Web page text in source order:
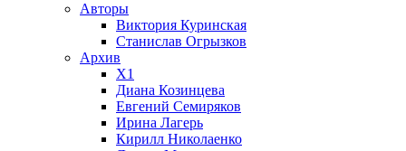
Авторы
Виктория Куринская
Станислав Огрызков
Архив
X1
Диана Козинцева
Евгений Семиряков
Ирина Лагерь
Кирилл Николаенко